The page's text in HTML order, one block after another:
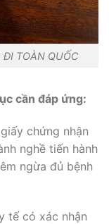
ĐI TOÀN QUỐC
cần đáp ứng:
chứng nhận
nghề tiến hành
ngừa đủ bệnh
tế có xác nhận